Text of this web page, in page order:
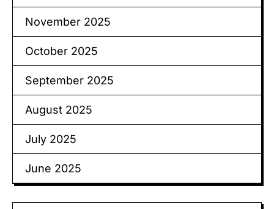
November 2025
October 2025
September 2025
August 2025
July 2025
June 2025